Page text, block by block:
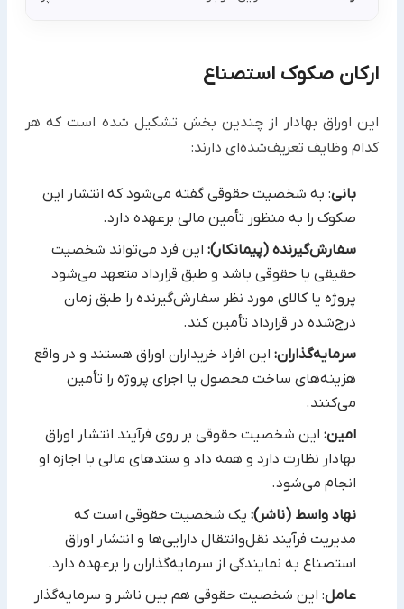
ارکان صکوک استصناع
این اوراق بهادار از چندین بخش تشکیل شده است که هر
کدام وظایف تعریف‌شده‌ای دارند:‏
بانی: به شخصیت حقوقی گفته می‌شود که انتشار این
صکوک را به منظور تأمین مالی برعهده دارد.‏
سفارش‌گیرنده (پیمانکار): این فرد می‌تواند شخصیت
حقیقی یا حقوقی باشد و طبق قرارداد متعهد می‌شود
پروژه یا کالای ‏مورد نظر سفارش‌گیرنده را طبق زمان‌
درج‌شده در قرارداد تأمین کند.‏
سرمایه‌گذاران: این افراد خریداران اوراق هستند و در واقع
هزینه‌های ساخت محصول یا اجرای پروژه را تأمین
می‌کنند. ‏
امین: این شخصیت حقوقی بر روی فرآیند انتشار اوراق
بهادار نظارت دارد و همه داد و ستدهای مالی با اجازه او
انجام می‌شود.‏
نهاد واسط (ناشر): یک شخصیت حقوقی است که
مدیریت فرآیند نقل‌وانتقال دارایی‌ها و انتشار اوراق
استصناع به نمایندگی از ‏سرمایه‌گذاران را برعهده دارد.‏
عامل: این شخصیت حقوقی هم بین ناشر و سرمایه‌گذار